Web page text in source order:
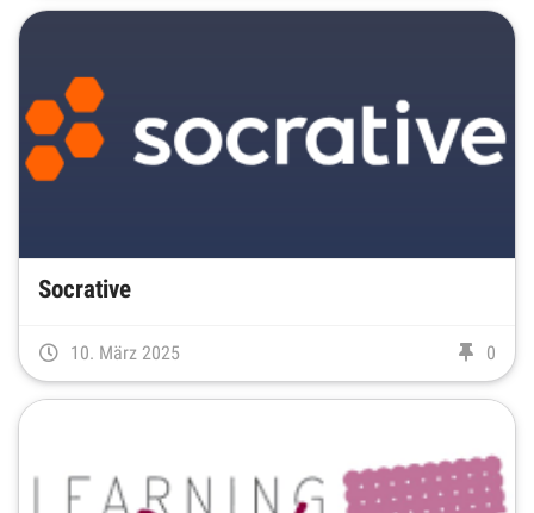
Socrative
0
10. März 2025